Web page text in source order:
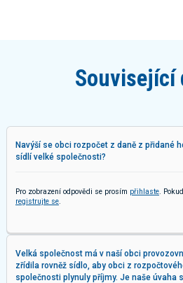
Související
Navýší se obci rozpočet z daně z přidané
sídlí velké společnosti?
Pro zobrazení odpovědi se prosím přihlaste .
registrujte se
Velká společnost má v naší obci
zřídila rovněž sídlo, aby obci z
společnosti plynuly příjmy. Je naše úvaha